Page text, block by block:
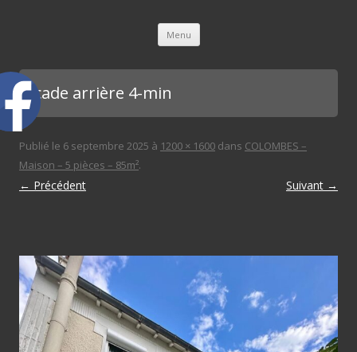
Menu Aller au contenu principal
facade arrière 4-min
Publié le 6 septembre 2025 à 1200 × 1600 dans COLOMBES –
Maison – 5 pièces – 85m².
← Précédent Suivant →